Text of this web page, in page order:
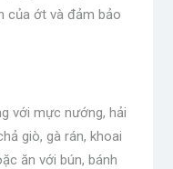
của ớt và đảm bảo
với mực nướng, hải
giò, gà rán, khoai
ăn với bún, bánh